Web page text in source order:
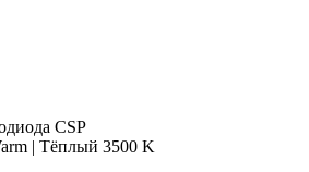
CSP
| Тёплый 3500 K